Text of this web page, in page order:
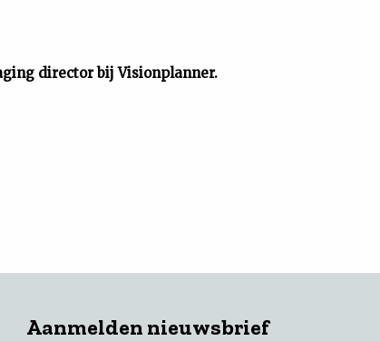
director bij Visionplanner.
Aanmelden nieuwsbrief